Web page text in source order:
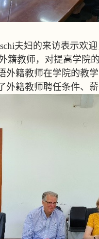
夫妇的来访表示欢
籍教师，对提高学院
外籍教师在学院的教
籍教师聘任条件、